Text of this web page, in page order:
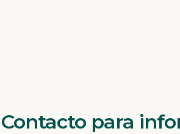
Contacto para